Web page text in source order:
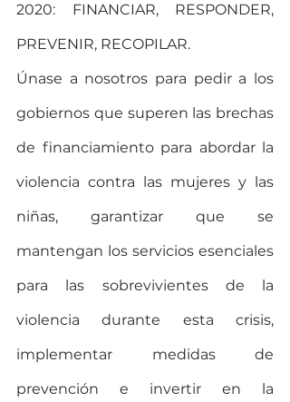
2020: FINANCIAR, RESPONDER,
PREVENIR, RECOPILAR.
Únase a nosotros para pedir a los
gobiernos que superen las brechas
de financiamiento para abordar la
violencia contra las mujeres y las
niñas, garantizar que se
mantengan los servicios esenciales
para las sobrevivientes de la
violencia durante esta crisis,
implementar medidas de
prevención e invertir en la